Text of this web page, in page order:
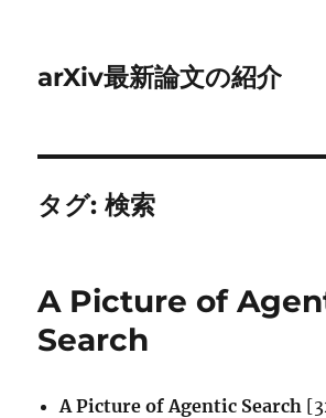
arXiv最新論文の紹介
タグ:検索
A Picture of
Search
A Picture of Agentic Search